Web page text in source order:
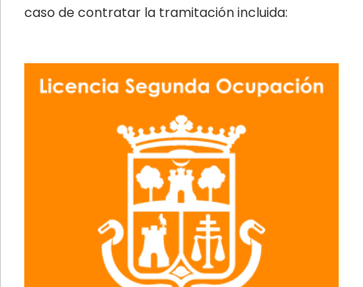
caso de contratar la tramitación incluida: